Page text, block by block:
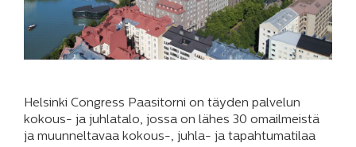
Helsinki Congress Paasitorni on täyden palvelun
kokous- ja juhlatalo, jossa on lähes 30 omailmeistä
ja muunneltavaa kokous-, juhla- ja tapahtumatilaa